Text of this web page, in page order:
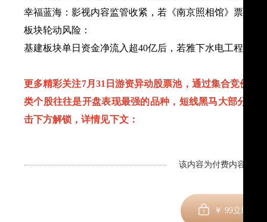
幸福蓝海​：影视内容监管收紧，若《南京照相馆》票房不
​板块轮动风险​：
基建板块单日资金净流入超40亿后，若雅下水电工程进
更多精彩关注7月31日游资异动股票池，通过集合竞价买
类个股往往是开盘表现最强的品种，短线黑马大部分都
击下方解锁，详情见下文：
该内容为付费内容，剩
￥ 99立即订阅